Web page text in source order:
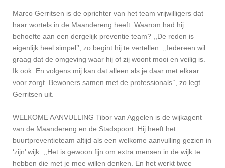
Marco Gerritsen is de oprichter van het team vrijwilligers dat
haar wortels in de Maandereng heeft. Waarom had hij
behoefte aan een dergelijk preventie team? ,,De reden is
eigenlijk heel simpel’’, zo begint hij te vertellen. ,,Iedereen wil
graag dat de omgeving waar hij of zij woont mooi en veilig is.
Ik ook. En volgens mij kan dat alleen als je daar met elkaar
voor zorgt. Bewoners samen met de professionals’’, zo legt
Gerritsen uit.
WELKOME AANVULLING Tibor van Aggelen is de wijkagent
van de Maandereng en de Stadspoort. Hij heeft het
buurtpreventieteam altijd als een welkome aanvulling gezien in
‘zijn’ wijk. ,,Het is gewoon fijn om extra mensen in de wijk te
hebben die met je mee willen denken. En het werkt twee